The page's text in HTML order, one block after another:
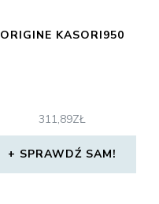
ORIGINE KASORI950
311,89ZŁ
SPRAWDŹ SAM!